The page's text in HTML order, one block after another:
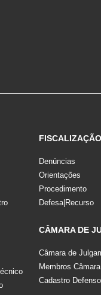
FISCALIZAÇÃO
Denúncias
Orientações
Procedimento
Defesa|Recurso
CÂMARA DE
Câmara de
Membros
Cadastro